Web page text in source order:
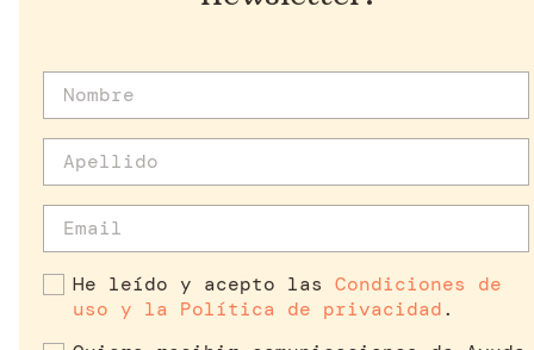
He leído y acepto las Condiciones de
uso y la Política de privacidad.